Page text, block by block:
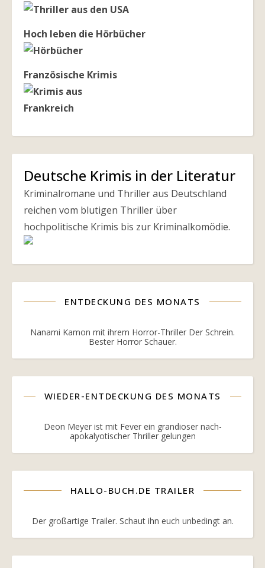
Hoch leben die Hörbücher
Französische Krimis
Deutsche Krimis in der Literatur
Kriminalromane und Thriller aus Deutschland
reichen vom blutigen Thriller über
hochpolitische Krimis bis zur Kriminalkomödie.
ENTDECKUNG DES MONATS
Nanami Kamon mit ihrem Horror-Thriller Der Schrein.
Bester Horror Schauer.
WIEDER-ENTDECKUNG DES MONATS
Deon Meyer ist mit Fever ein grandioser nach-
apokalyotischer Thriller gelungen
HALLO-BUCH.DE TRAILER
Der großartige Trailer. Schaut ihn euch unbedingt an.